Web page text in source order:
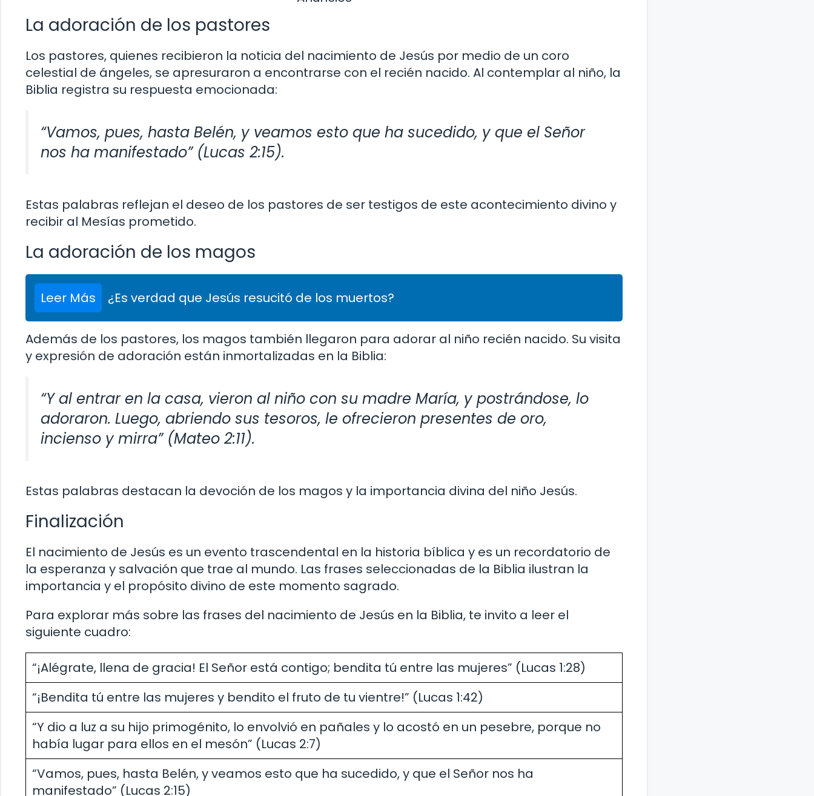
La adoración de los pastores
Los pastores, quienes recibieron la noticia del nacimiento de Jesús por medio de un coro
celestial de ángeles, se apresuraron a encontrarse con el recién nacido. Al contemplar al niño, la
Biblia registra su respuesta emocionada:
“Vamos, pues, hasta Belén, y veamos esto que ha sucedido, y que el Señor
nos ha manifestado” (Lucas 2:15).
Estas palabras reflejan el deseo de los pastores de ser testigos de este acontecimiento divino y
recibir al Mesías prometido.
La adoración de los magos
Leer Más ¿Es verdad que Jesús resucitó de los muertos?
Además de los pastores, los magos también llegaron para adorar al niño recién nacido. Su visita
y expresión de adoración están inmortalizadas en la Biblia:
“Y al entrar en la casa, vieron al niño con su madre María, y postrándose, lo
adoraron. Luego, abriendo sus tesoros, le ofrecieron presentes de oro,
incienso y mirra” (Mateo 2:11).
Estas palabras destacan la devoción de los magos y la importancia divina del niño Jesús.
Finalización
El nacimiento de Jesús es un evento trascendental en la historia bíblica y es un recordatorio de
la esperanza y salvación que trae al mundo. Las frases seleccionadas de la Biblia ilustran la
importancia y el propósito divino de este momento sagrado.
Para explorar más sobre las frases del nacimiento de Jesús en la Biblia, te invito a leer el
siguiente cuadro:
“¡Alégrate, llena de gracia! El Señor está contigo; bendita tú entre las mujeres” (Lucas 1:28)
“¡Bendita tú entre las mujeres y bendito el fruto de tu vientre!” (Lucas 1:42)
“Y dio a luz a su hijo primogénito, lo envolvió en pañales y lo acostó en un pesebre, porque no
había lugar para ellos en el mesón” (Lucas 2:7)
“Vamos, pues, hasta Belén, y veamos esto que ha sucedido, y que el Señor nos ha
manifestado” (Lucas 2:15)